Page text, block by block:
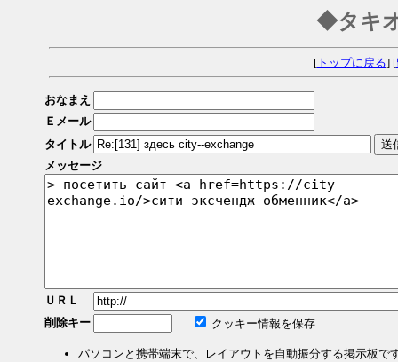
◆タキ
[トップに戻る] [
おなまえ
Ｅメール
タイトル
メッセージ
ＵＲＬ
削除キー
クッキー情報を保存
パソコンと携帯端末で、レイアウトを自動振分する掲示板で